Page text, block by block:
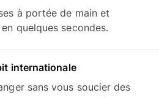
à portée de main et
quelques secondes.
internationale
sans vous soucier des